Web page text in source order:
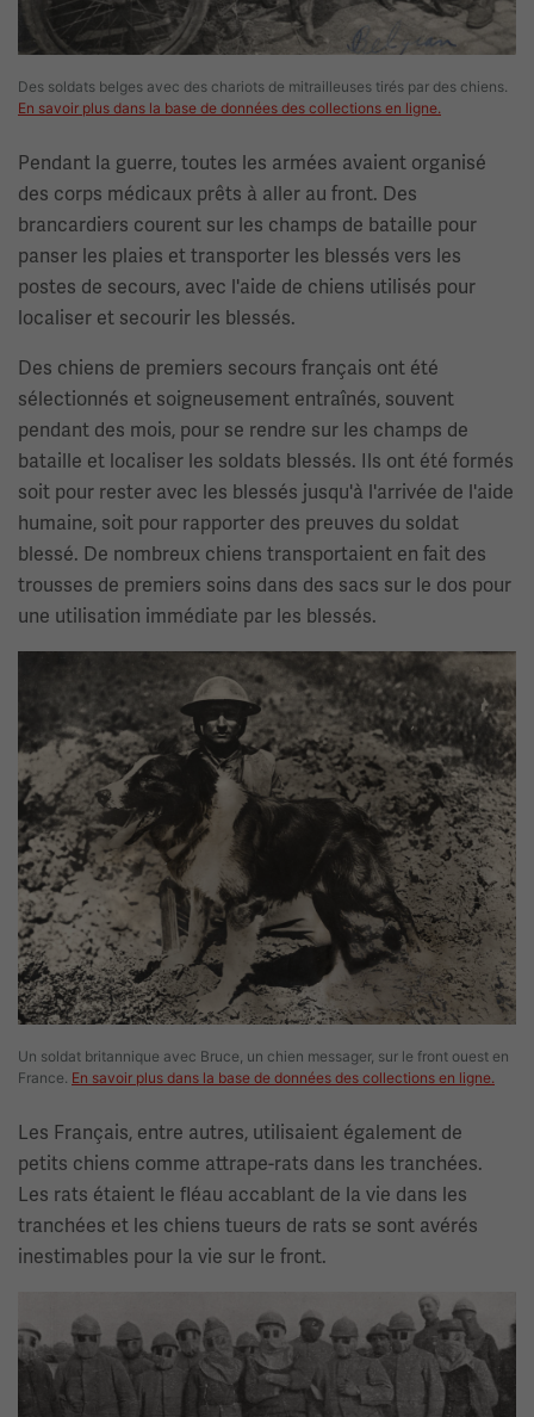
Des soldats belges avec des chariots de mitrailleuses tirés par des chiens.
En savoir plus dans la base de données des collections en ligne.
Pendant la guerre, toutes les armées avaient organisé
des corps médicaux prêts à aller au front. Des
brancardiers courent sur les champs de bataille pour
panser les plaies et transporter les blessés vers les
postes de secours, avec l'aide de chiens utilisés pour
localiser et secourir les blessés.
Des chiens de premiers secours français ont été
sélectionnés et soigneusement entraînés, souvent
pendant des mois, pour se rendre sur les champs de
bataille et localiser les soldats blessés. Ils ont été formés
soit pour rester avec les blessés jusqu'à l'arrivée de l'aide
humaine, soit pour rapporter des preuves du soldat
blessé. De nombreux chiens transportaient en fait des
trousses de premiers soins dans des sacs sur le dos pour
une utilisation immédiate par les blessés.
Un soldat britannique avec Bruce, un chien messager, sur le front ouest en
France. En savoir plus dans la base de données des collections en ligne.
Les Français, entre autres, utilisaient également de
petits chiens comme attrape-rats dans les tranchées.
Les rats étaient le fléau accablant de la vie dans les
tranchées et les chiens tueurs de rats se sont avérés
inestimables pour la vie sur le front.